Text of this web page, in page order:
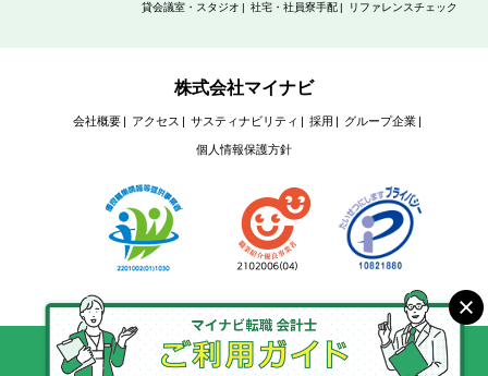
貸会議室・スタジオ 社宅・社員寮手配 リファレンスチェック
株式会社マイナビ
会社概要 アクセス サスティナビリティ 採用 グループ企業
個人情報保護方針
Copyright @ Mynavi Corporation